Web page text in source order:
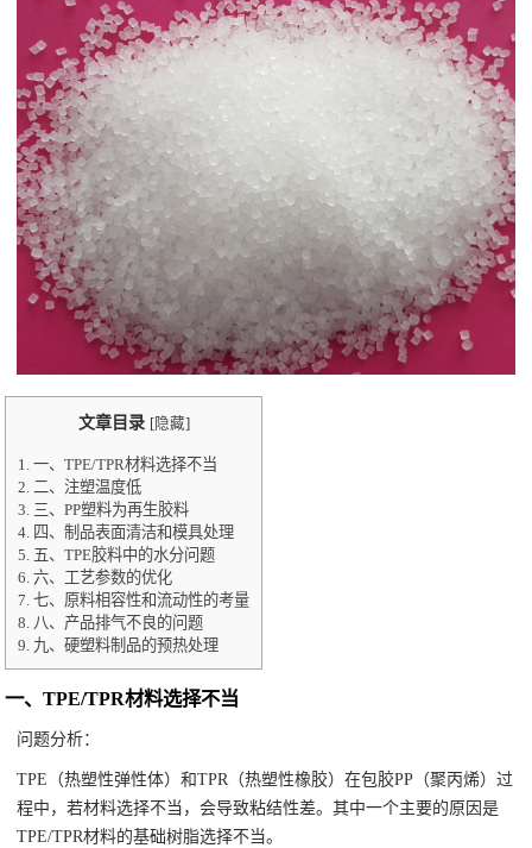
文章目录 [隐藏]
1. 一、TPE/TPR材料选择不当
2. 二、注塑温度低
3. 三、PP塑料为再生胶料
4. 四、制品表面清洁和模具处理
5. 五、TPE胶料中的水分问题
6. 六、工艺参数的优化
7. 七、原料相容性和流动性的考量
8. 八、产品排气不良的问题
9. 九、硬塑料制品的预热处理
一、TPE/TPR材料选择不当
问题分析：
TPE（热塑性弹性体）和TPR（热塑性橡胶）在包胶PP（聚丙烯）过
程中，若材料选择不当，会导致粘结性差。其中一个主要的原因是
TPE/TPR材料的基础树脂选择不当。